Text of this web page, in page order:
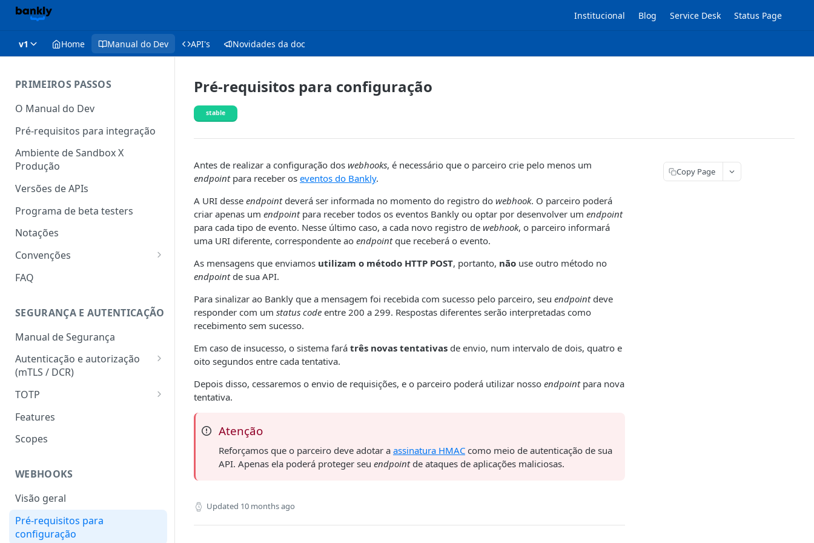
Institucional Blog Service Desk Status Page
v1 Home Manual do Dev API's Novidades da doc
PRIMEIROS PASSOS
O Manual do Dev
Pré-requisitos para integração
Ambiente de Sandbox X
Produção
Versões de APIs
Programa de beta testers
Notações
Convenções
HATEOAS
(Idempotency-key)
Status codes
Erros
FAQ
SEGURANÇA E AUTENTICAÇÃO
Manual de Segurança
Autenticação e autorização
(mTLS / DCR)
Token para gerar certificado
Registro dinâmico de client
(autenticação com mTLS)
TOTP
Geração do hash e do código
Validação do hash e do código
Features
Scopes
WEBHOOKS
Visão geral
Pré-requisitos para
configuração
Pré-requisitos para configuração
stable
Antes de realizar a configuração dos webhooks, é necessário que o parceiro crie pelo menos um
endpointpara receber os eventos do Bankly.
A URI desse endpointdeverá ser informada no momento do registro do webhook. O parceiro poderá
criar apenas um endpointpara receber todos os eventos Bankly ou optar por desenvolver um endpoint
para cada tipo de evento. Nesse último caso, a cada novo registro de webhook, o parceiro informará
uma URI diferente, correspondente ao endpointque receberá o evento.
As mensagens que enviamos utilizam o método HTTP POST, portanto, não use outro método no
endpointde sua API.
Para sinalizar ao Bankly que a mensagem foi recebida com sucesso pelo parceiro, seu endpointdeve
responder com um status code entre 200 a 299. Respostas diferentes serão interpretadas como
recebimento sem sucesso.
Em caso de insucesso, o sistema fará três novas tentativas de envio, num intervalo de dois, quatro e
oito segundos entre cada tentativa.
Depois disso, cessaremos o envio de requisições, e o parceiro poderá utilizar nosso endpointpara nova
tentativa.
Atenção
Reforçamos que o parceiro deve adotar a assinatura HMACcomo meio de autenticação de sua
API. Apenas ela poderá proteger seu endpointde ataques de aplicações maliciosas.
Updated 10 months ago
Copy Page